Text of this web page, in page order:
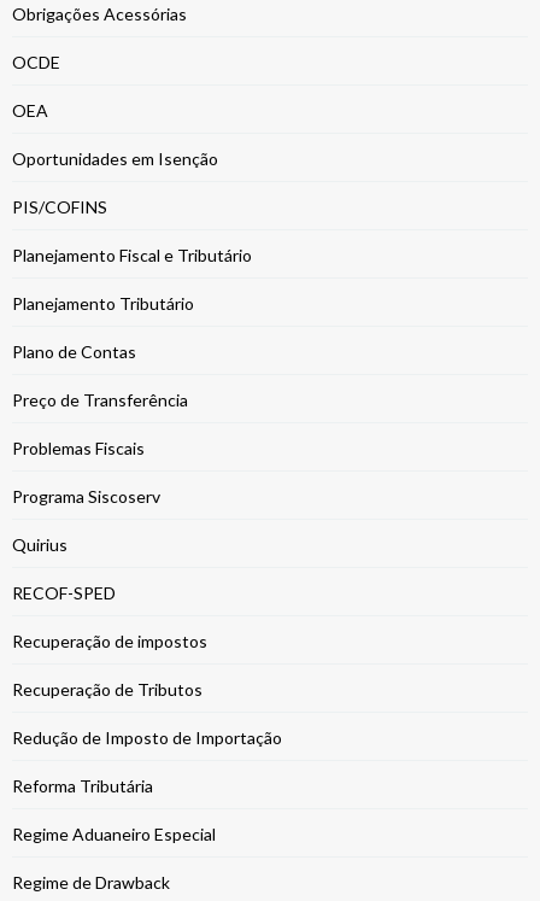
Obrigações Acessórias
OCDE
OEA
Oportunidades em Isenção
PIS/COFINS
Planejamento Fiscal e Tributário
Planejamento Tributário
Plano de Contas
Preço de Transferência
Problemas Fiscais
Programa Siscoserv
Quirius
RECOF-SPED
Recuperação de impostos
Recuperação de Tributos
Redução de Imposto de Importação
Reforma Tributária
Regime Aduaneiro Especial
Regime de Drawback